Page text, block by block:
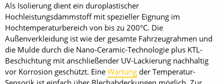
Als Isolierung dient ein duroplastischer
Hochleistungsdämmstoff mit spezieller Eignung im
Hochtemperaturbereich von bis zu 200°C. Die
Außenverkleidung ist wie der gesamte Fahrzeugrahmen und
die Mulde durch die Nano-Ceramic-Technologie plus KTL-
Beschichtung mit anschließender UV-Lackierung nachhaltig
vor Korrosion geschützt. Eine Wartung der Temperatur-